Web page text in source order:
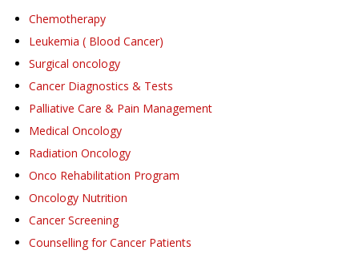
Chemotherapy
Leukemia ( Blood Cancer)
Surgical oncology
Cancer Diagnostics & Tests
Palliative Care & Pain Management
Medical Oncology
Radiation Oncology
Onco Rehabilitation Program
Oncology Nutrition
Cancer Screening
Counselling for Cancer Patients